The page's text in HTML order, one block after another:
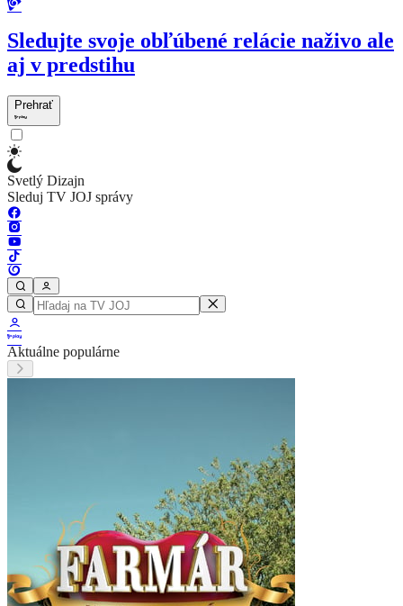
Sledujte svoje obľúbené relácie naživo ale
aj v predstihu
Prehrať
Svetlý Dizajn
Sleduj TV JOJ správy
Aktuálne populárne